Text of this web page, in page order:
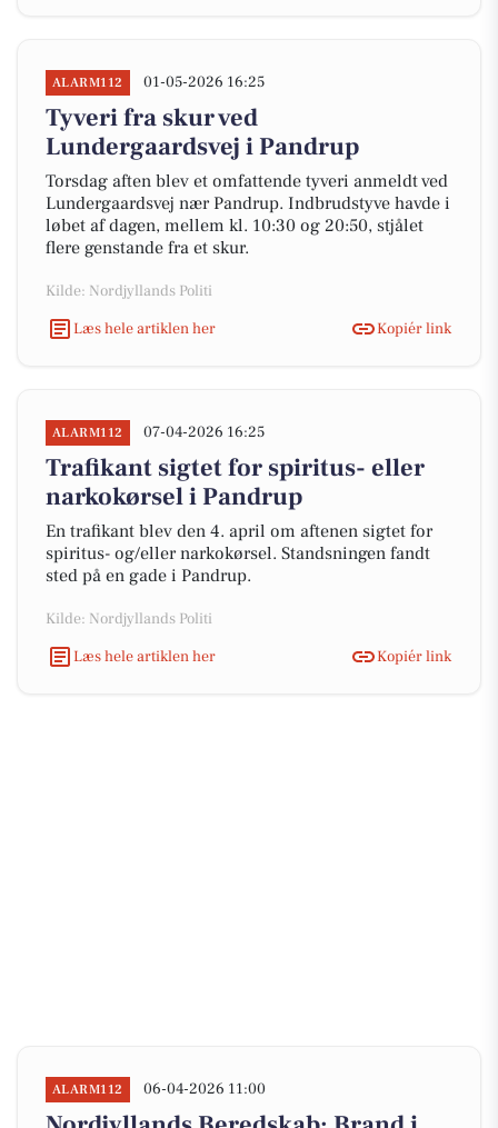
ALARM112 01-05-2026 16:25
Tyveri fra skur ved
Lundergaardsvej i Pandrup
Torsdag aften blev et omfattende tyveri anmeldt ved
Lundergaardsvej nær Pandrup. Indbrudstyve havde i
løbet af dagen, mellem kl. 10:30 og 20:50, stjålet
flere genstande fra et skur.
Kilde: Nordjyllands Politi
Læs hele artiklen her
Kopiér link
ALARM112 07-04-2026 16:25
Trafikant sigtet for spiritus- eller
narkokørsel i Pandrup
En trafikant blev den 4. april om aftenen sigtet for
spiritus- og/eller narkokørsel. Standsningen fandt
sted på en gade i Pandrup.
Kilde: Nordjyllands Politi
Læs hele artiklen her
Kopiér link
ALARM112 06-04-2026 11:00